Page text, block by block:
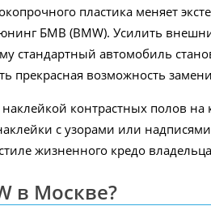
пластика меняет
БМВ (BMW). Усилить
стандартный автомобиль
прекрасная возможность
контрастных полов
с узорами или
жизненного кредо
в Москве?